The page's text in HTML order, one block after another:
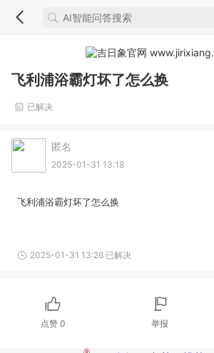
飞利浦浴霸灯坏了怎么换
已解决
匿名
2025-01-31 13:18
飞利浦浴霸灯坏了怎么换
2025-01-31 13:26 已解决
点赞0 举报